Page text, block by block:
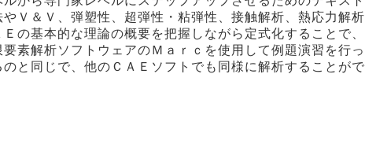
Ｖ＆Ｖ、弾塑性、超弾性・粘弾性、接触解析、熱応力解析
の基本的な理論の概要を把握しながら定式化することで、
素解析ソフトウェアのＭａｒｃを使用して例題演習を行っ
と同じで、他のＣＡＥソフトでも同様に解析することがで